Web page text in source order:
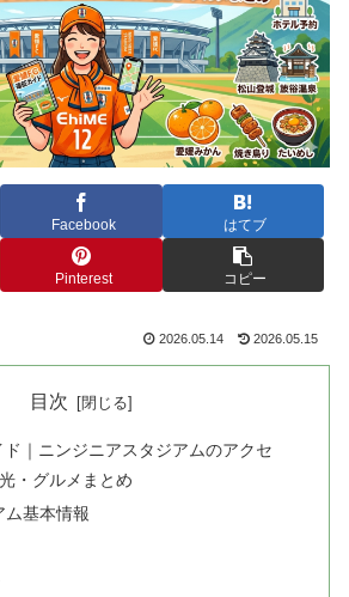
Facebook はてブ
Pinterest コピー
2026.05.14 2026.05.15
目次
｜ニンジニアスタジアムのアクセ
・グルメまとめ
ム基本情報